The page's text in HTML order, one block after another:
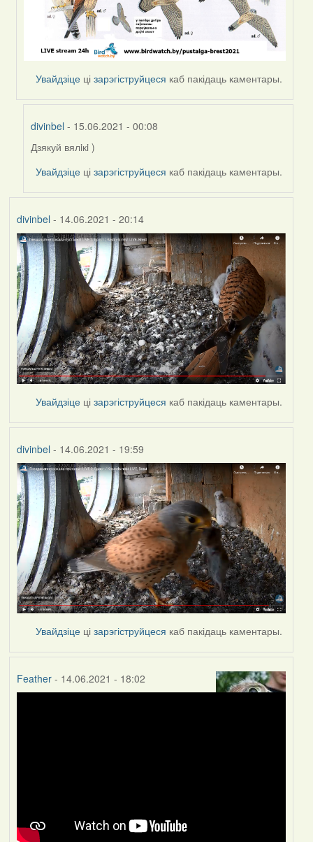
Увайдзіце цізарэгіструйцеся каб пакідаць каментары.
divinbel - 15.06.2021 - 00:08
In
reply
by
Дзякуй вялiкi )
Увайдзіце цізарэгіструйцеся каб пакідаць каментары.
divinbel - 14.06.2021 - 20:14
Увайдзіце цізарэгіструйцеся каб пакідаць каментары.
divinbel - 14.06.2021 - 19:59
Увайдзіце цізарэгіструйцеся каб пакідаць каментары.
Feather- 14.06.2021 - 18:02